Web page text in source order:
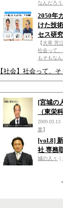
なんだろう
2050年
けた技
セス研
【大草 芳江
社会って
もそもな
【社会】社会って、
[宮城の
（東栄
2009.03.13
業】
[vol.8]
社 専務
城の人々